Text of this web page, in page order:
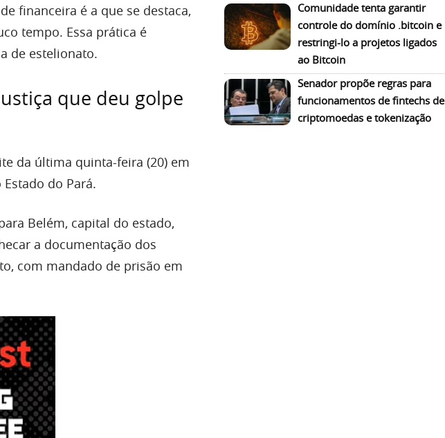
financeira é a que se destaca,
tempo. Essa prática é
de estelionato.
que deu golpe
da última quinta-feira (20) em
do Pará.
Belém, capital do estado,
a documentação dos
com mandado de prisão em
Comunidade tenta garantir
controle do domínio .bitcoin e
restringi-lo a projetos ligados
ao Bitcoin
Senador propõe regras para
funcionamentos de fintechs de
criptomoedas e tokenização